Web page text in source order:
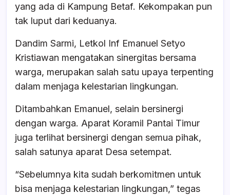
yang ada di Kampung Betaf. Kekompakan pun
tak luput dari keduanya.
Dandim Sarmi, Letkol Inf Emanuel Setyo
Kristiawan mengatakan sinergitas bersama
warga, merupakan salah satu upaya terpenting
dalam menjaga kelestarian lingkungan.
Ditambahkan Emanuel, selain bersinergi
dengan warga. Aparat Koramil Pantai Timur
juga terlihat bersinergi dengan semua pihak,
salah satunya aparat Desa setempat.
“Sebelumnya kita sudah berkomitmen untuk
bisa menjaga kelestarian lingkungan,” tegas